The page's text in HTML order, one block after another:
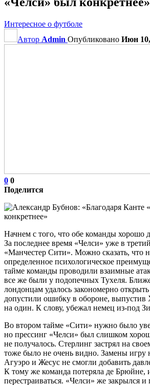
Интересное о футболе
Автор Admin Опубликовано Июн 10,
0 0
Поделится
Начнем с того, что обе команды хорошо
За последнее время «Челси» уже в
«Манчестер Сити». Можно сказать, что
определенное психологическое
тайме команды проводили взаимные
все же были у подопечных Тухеля.
лондонцам удалось закономерно
допустили ошибку в обороне, выпустив
на один. К слову, убежал немец из-под
Во втором тайме «Сити» нужно было
но прессинг «Челси» был слишком
не получалось. Стерлинг застрял на
тоже было не очень видно. Замены игру
Агуэро и Жесус не смогли добавить
К тому же команда потеряла де Брюйне,
перестраиваться. «Челси» же закрылся